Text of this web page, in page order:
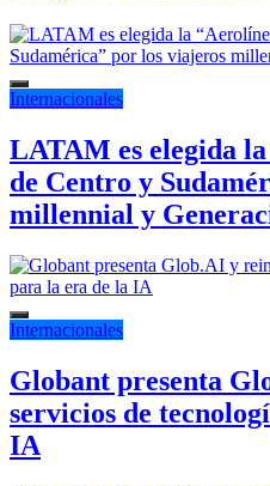
Internacionales
LATAM es elegida
de Centro y
millennial y
Internacionales
Globant presenta
servicios de
IA